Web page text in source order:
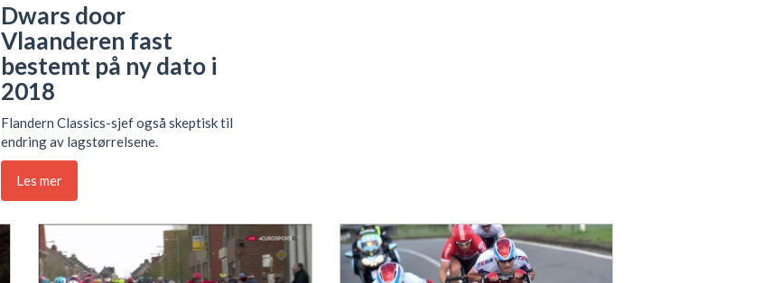
Dwars door
Vlaanderen fast
bestemt på ny dato i
2018
Flandern Classics-sjef også skeptisk til
endring av lagstørrelsene.
Les mer